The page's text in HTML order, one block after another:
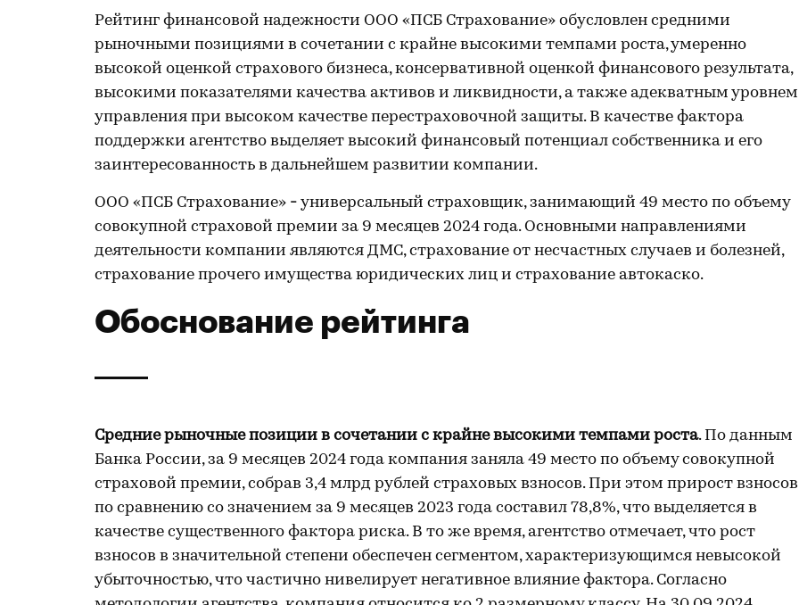
Рейтинг финансовой надежности ООО «ПСБ Страхование» обусловлен средними
рыночными позициями в сочетании с крайне высокими темпами роста, умеренно
высокой оценкой страхового бизнеса, консервативной оценкой финансового результата,
высокими показателями качества активов и ликвидности, а также адекватным уровнем
управления при высоком качестве перестраховочной защиты. В качестве фактора
поддержки агентство выделяет высокий финансовый потенциал собственника и его
заинтересованность в дальнейшем развитии компании.
ООО «ПСБ Страхование» - универсальный страховщик, занимающий 49 место по объему
совокупной страховой премии за 9 месяцев 2024 года. Основными направлениями
деятельности компании являются ДМС, страхование от несчастных случаев и болезней,
страхование прочего имущества юридических лиц и страхование автокаско.
Обоснование рейтинга
Средние рыночные позиции в сочетании с крайне высокими темпами роста. По данным
Банка России, за 9 месяцев 2024 года компания заняла 49 место по объему совокупной
страховой премии, собрав 3,4 млрд рублей страховых взносов. При этом прирост взносов
по сравнению со значением за 9 месяцев 2023 года составил 78,8%, что выделяется в
качестве существенного фактора риска. В то же время, агентство отмечает, что рост
взносов в значительной степени обеспечен сегментом, характеризующимся невысокой
убыточностью, что частично нивелирует негативное влияние фактора. Согласно